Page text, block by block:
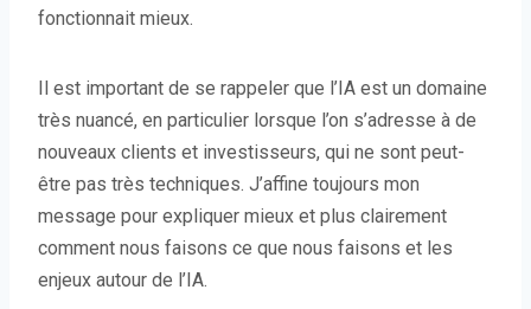
fonctionnait mieux.
Il est important de se rappeler que l’IA est un domaine
très nuancé, en particulier lorsque l’on s’adresse à de
nouveaux clients et investisseurs, qui ne sont peut-
être pas très techniques. J’affine toujours mon
message pour expliquer mieux et plus clairement
comment nous faisons ce que nous faisons et les
enjeux autour de l’IA.